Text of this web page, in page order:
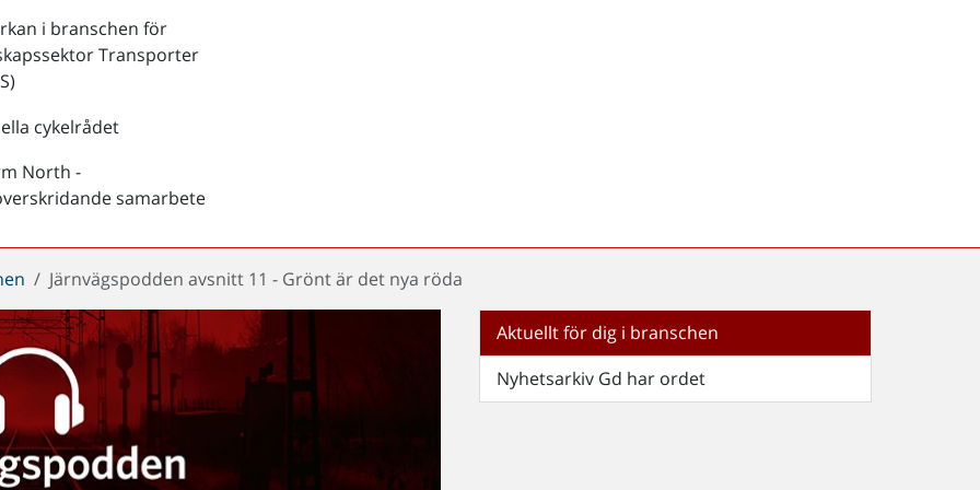
i branschen för
Transporter
cykelrådet
North -
samarbete
Järnvägspodden avsnitt 11 - Grönt är det nya röda
Aktuellt för dig i branschen
Nyhetsarkiv Gd har ordet